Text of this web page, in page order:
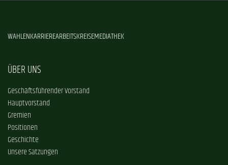
WAHLENKARRIEREARBEITSKREISEMEDIATHEK
ÜBER UNS
Geschäftsführender Vorstand
Hauptvorstand
Gremien
Positionen
Geschichte
Unsere Satzungen